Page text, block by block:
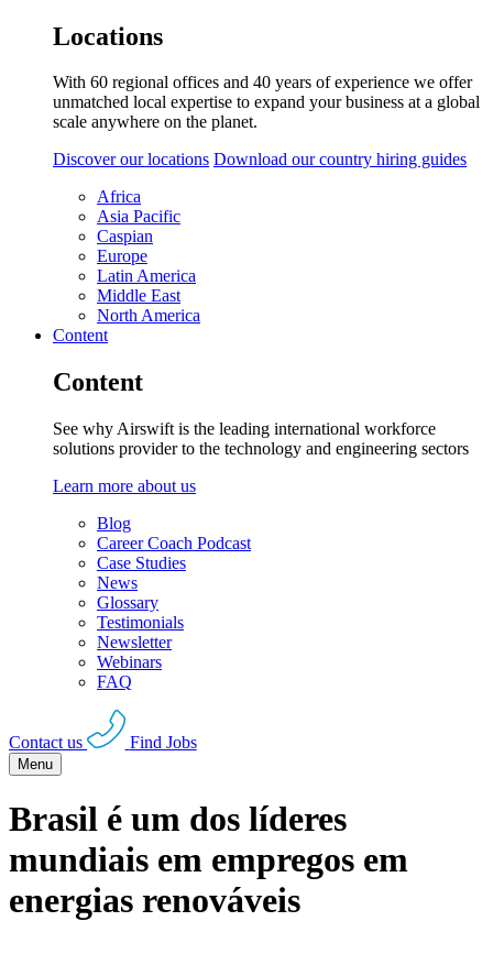
Locations
With 60 regional offices and 40 years of experience we offer
unmatched local expertise to expand your business at a global
scale anywhere on the planet.
Discover our locations Download our country hiring guides
Africa
Asia Pacific
Caspian
Europe
Latin America
Middle East
North America
Content
Content
See why Airswift is the leading international workforce
solutions provider to the technology and engineering sectors
Learn more about us
Blog
Career Coach Podcast
Case Studies
News
Glossary
Testimonials
Newsletter
Webinars
FAQ
Contact us Find Jobs
Menu
Brasil é um dos líderes
mundiais em empregos em
energias renováveis